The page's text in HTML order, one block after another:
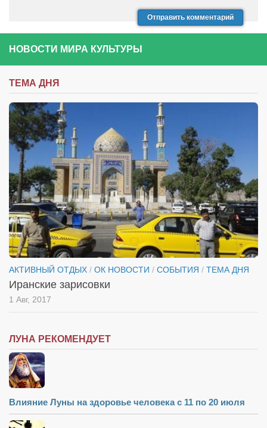
НОВОСТИ МИРА КУЛЬТУРЫ
ТЕМА ДНЯ
АКТИВНЫЙ ОТДЫХ / ОК НОВОСТИ / СОБЫТИЯ / ТЕМА ДНЯ
Иранские зарисовки
1 Авг, 2017
ЛУНА РЕКОМЕНДУЕТ
Влияние Луны на здоровье человека с 11 по 20 июля